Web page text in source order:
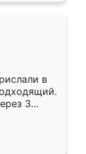
в
3